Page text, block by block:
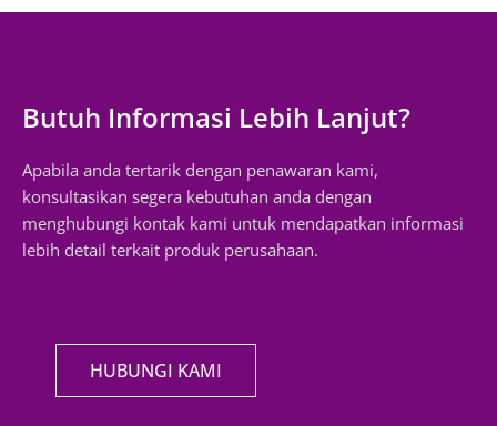
Butuh Informasi Lebih Lanjut?
Apabila anda tertarik dengan penawaran kami,
konsultasikan segera kebutuhan anda dengan
menghubungi kontak kami untuk mendapatkan informasi
lebih detail terkait produk perusahaan.
HUBUNGI KAMI